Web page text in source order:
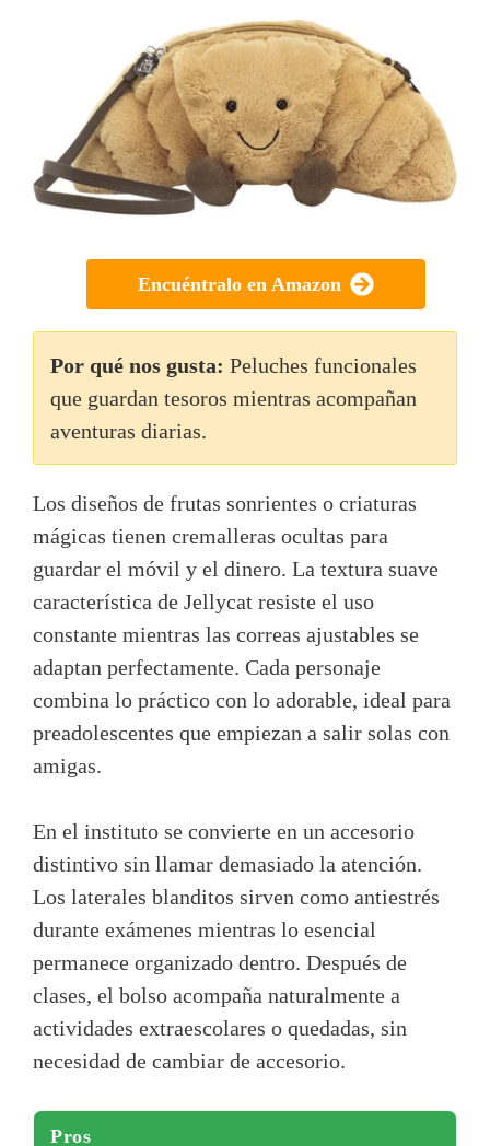
Encuéntralo en Amazon
Por qué nos gusta: Peluches funcionales
que guardan tesoros mientras acompañan
aventuras diarias.
Los diseños de frutas sonrientes o criaturas
mágicas tienen cremalleras ocultas para
guardar el móvil y el dinero. La textura suave
característica de Jellycat resiste el uso
constante mientras las correas ajustables se
adaptan perfectamente. Cada personaje
combina lo práctico con lo adorable, ideal para
preadolescentes que empiezan a salir solas con
amigas.
En el instituto se convierte en un accesorio
distintivo sin llamar demasiado la atención.
Los laterales blanditos sirven como antiestrés
durante exámenes mientras lo esencial
permanece organizado dentro. Después de
clases, el bolso acompaña naturalmente a
actividades extraescolares o quedadas, sin
necesidad de cambiar de accesorio.
Pros